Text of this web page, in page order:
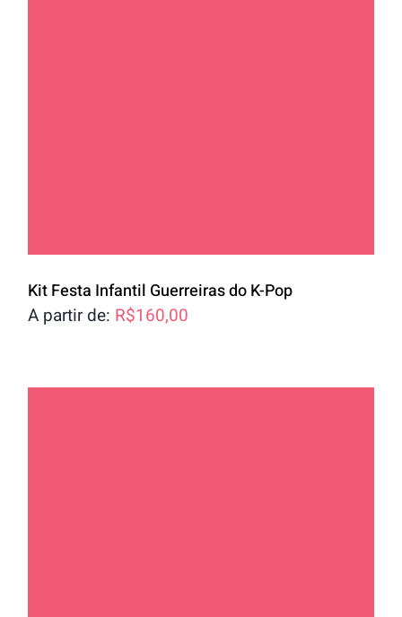
Kit Festa Infantil Guerreiras do K-Pop
A partir de: R$160,00